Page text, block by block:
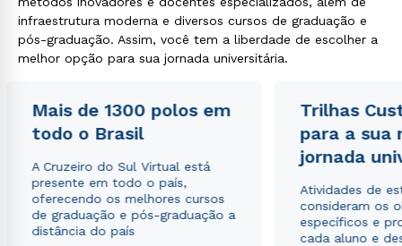
infraestrutura moderna e diversos cursos de graduação e
pós-graduação. Assim, você tem a liberdade de escolher a
melhor opção para sua jornada universitária.
Mais de 1300 polos em
todo o Brasil
A Cruzeiro do Sul Virtual está
presente em todo o país,
oferecendo os melhores cursos
de graduação e pós-graduação a
distância do país
Trilhas
para a sua
jornada
Atividades de
consideram os
específicos e
cada aluno e
ou
Estou de acordo com a Política de Privacidade.e
autorizo que meus dados sejam utilizados para o
envio de conteúdos da Cruzeiro do Sul.